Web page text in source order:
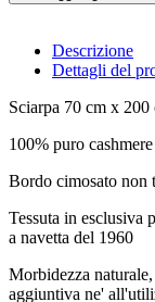
Descrizione
Dettagli del
Sciarpa 70 cm x 200
100% puro cashmere
Bordo cimosato non
Tessuta in esclusiva
a navetta del 1960
Morbidezza
aggiuntiva ne'